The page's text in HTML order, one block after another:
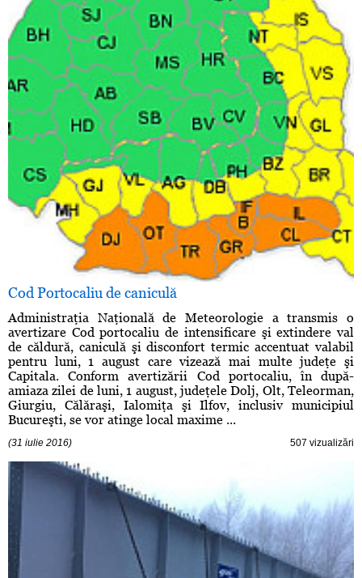
Cod Portocaliu de caniculă
Administraţia Naţională de Meteorologie a transmis o
avertizare Cod portocaliu de intensificare şi extindere val
de căldură, caniculă şi disconfort termic accentuat valabil
pentru luni, 1 august care vizează mai multe judeţe şi
Capitala. Conform avertizării Cod portocaliu, în după-
amiaza zilei de luni, 1 august, judeţele Dolj, Olt, Teleorman,
Giurgiu, Călăraşi, Ialomiţa şi Ilfov, inclusiv municipiul
Bucureşti, se vor atinge local maxime ...
(31 iulie 2016) 507 vizualizări